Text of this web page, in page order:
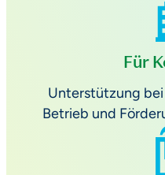
Für
Unterstützung
Betrieb und